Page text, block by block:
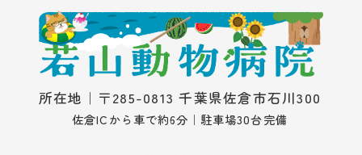
所在地｜〒285-0813 千葉県佐倉市石川300
佐倉ICから車で約6分｜駐車場30台完備